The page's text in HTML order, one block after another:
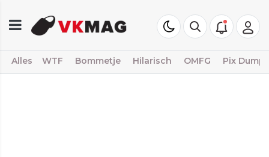
Alles WTF Bommetje Hilarisch OMFG Pix Dump